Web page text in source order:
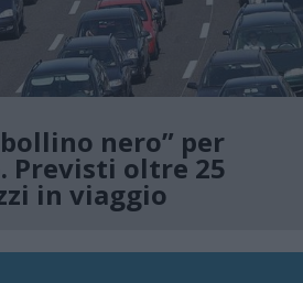
nero” per
Previsti oltre 25
in viaggio